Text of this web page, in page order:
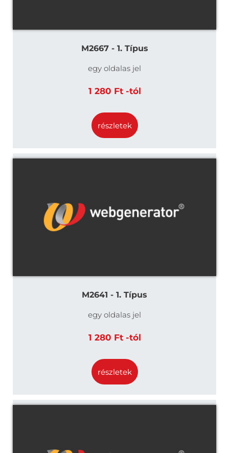
M2667 - 1. Típus
egy oldalas jel
1 280 Ft -tól
részletek
M2641 - 1. Típus
egy oldalas jel
1 280 Ft -tól
részletek